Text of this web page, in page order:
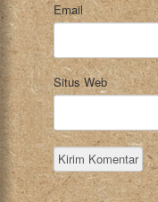
Email
Situs Web